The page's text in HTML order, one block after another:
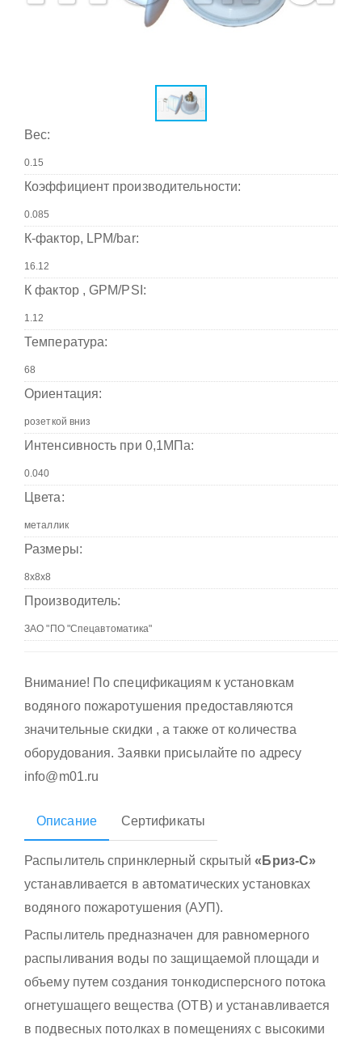
Вес:
Коэффициент производительности:
К-фактор, LPM/bar:
К фактор , GPM/PSI:
Температура:
Ориентация:
Интенсивность при 0,1МПа:
Цвета:
Размеры:
Производитель:
Внимание! По спецификациям к установкам
водяного пожаротушения предоставляются
значительные скидки , а также от количества
оборудования. Заявки присылайте по адресу
info@m01.ru
Описание Сертификаты
Распылитель спринклерный скрытый«Бриз-С»
устанавливается в автоматических установках
водяного пожаротушения (АУП).
Распылитель предназначен для равномерного
распыливания воды по защищаемой площади и
объему путем создания тонкодисперсного потока
огнетушащего вещества (ОТВ) и устанавливается
в подвесных потолках в помещениях с высокими